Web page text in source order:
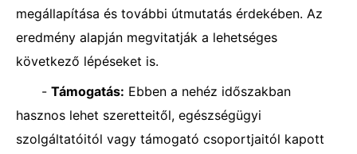
megállapítása és további útmutatás érdekében. Az
eredmény alapján megvitatják a lehetséges
következő lépéseket is.
- Támogatás: Ebben a nehéz időszakban
hasznos lehet szeretteitől, egészségügyi
szolgáltatóitól vagy támogató csoportjaitól kapott